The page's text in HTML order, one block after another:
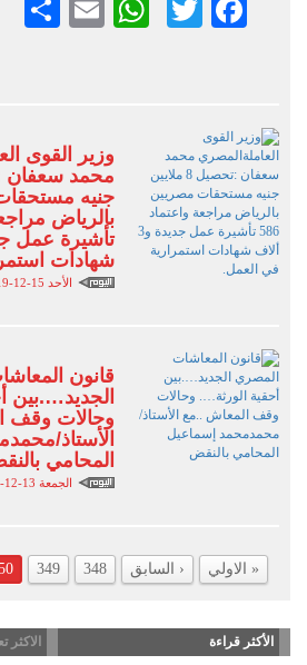
Facebook
Twitter
Email
وزير القوى
جنيه
شهادات
الأحد 15-12-2019 13:35
قانون
الجديد….بين
وحالات وقف
الأستاذ/
المحامي
الجمعة 13-12-2019 22:41
« الاولي ‹ السابق 348
349
الأكثر قراءة الاكثر